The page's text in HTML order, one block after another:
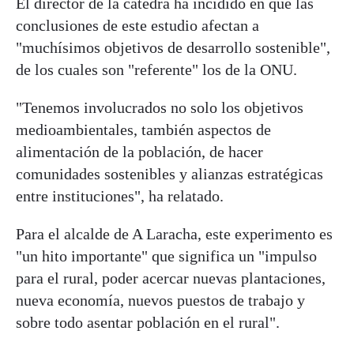
conclusiones de este estudio afectan a
"muchísimos objetivos de desarrollo sostenible",
de los cuales son "referente" los de la ONU.
"Tenemos involucrados no solo los objetivos
medioambientales, también aspectos de
alimentación de la población, de hacer
comunidades sostenibles y alianzas estratégicas
entre instituciones", ha relatado.
Para el alcalde de A Laracha, este experimento es
"un hito importante" que significa un "impulso
para el rural, poder acercar nuevas plantaciones,
nueva economía, nuevos puestos de trabajo y
sobre todo asentar población en el rural".